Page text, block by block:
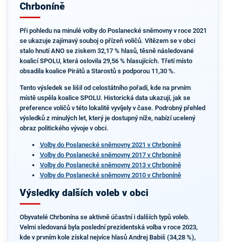
Chrboníně
Při pohledu na minulé volby do Poslanecké sněmovny v roce 2021
se ukazuje zajímavý souboj o přízeň voličů. Vítězem se v obci
stalo hnutí ANO se ziskem 32,17 % hlasů, těsně následované
koalicí SPOLU, která oslovila 29,56 % hlasujících. Třetí místo
obsadila koalice Pirátů a Starostů s podporou 11,30 %.
Tento výsledek se lišil od celostátního pořadí, kde na prvním
místě uspěla koalice SPOLU. Historická data ukazují, jak se
preference voličů v této lokalitě vyvíjely v čase. Podrobný přehled
výsledků z minulých let, který je dostupný níže, nabízí ucelený
obraz politického vývoje v obci.
Volby do Poslanecké sněmovny 2021 v Chrboníně
Volby do Poslanecké sněmovny 2017 v Chrboníně
Volby do Poslanecké sněmovny 2013 v Chrboníně
Volby do Poslanecké sněmovny 2010 v Chrboníně
Výsledky dalších voleb v obci
Obyvatelé Chrbonína se aktivně účastní i dalších typů voleb.
Velmi sledovaná byla poslední prezidentská volba v roce 2023,
kde v prvním kole získal nejvíce hlasů Andrej Babiš (34,28 %),